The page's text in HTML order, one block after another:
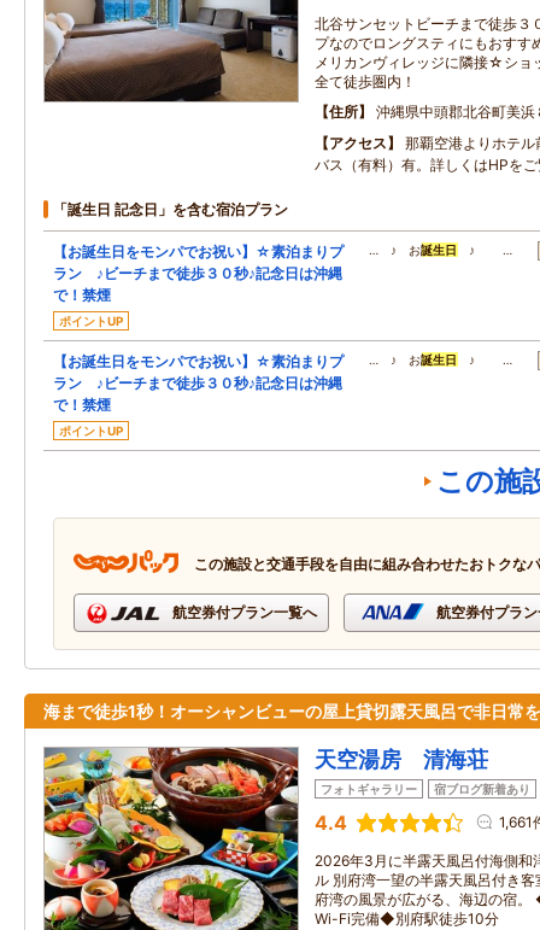
北谷サンセットビーチまで徒歩３
プなのでロングスティにもおすす
メリカンヴィレッジに隣接☆シ
全て徒歩圏内！
住所
沖縄県中頭郡北谷町美浜
アクセス
那覇空港よりホテ
バス（有料）有。詳しくはHPを
「誕生日 記念日」を含む宿泊プラン
【お誕生日をモンパでお祝い】☆素泊まりプ
ラン ♪ビーチまで徒歩３０秒♪記念日は沖縄
で！禁煙
ポイントUP
… ♪ お誕生日 ♪ …
【お誕生日をモンパでお祝い】☆素泊まりプ
ラン ♪ビーチまで徒歩３０秒♪記念日は沖縄
で！禁煙
ポイントUP
… ♪ お誕生日 ♪ …
この施
この施設と交通手段を自由に組み合わせたおトクな
航空券付プラン一覧へ 航空券付プラ
海まで徒歩1秒！オーシャンビューの屋上貸切露天風呂で非日常を
天空湯房 清海荘
フォトギャラリー 宿ブログ新着あり
4.4 1,661
2026年3月に半露天風呂付海側和
ル 別府湾一望の半露天風呂付き
府湾の風景が広がる、海辺の宿
Wi-Fi完備◆別府駅徒歩10分